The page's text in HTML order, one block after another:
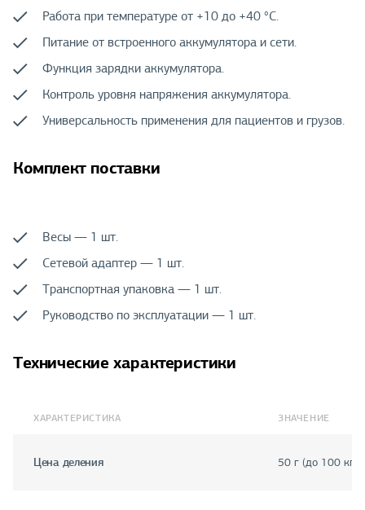
Работа при температуре от +10 до +40 °С.
Питание от встроенного аккумулятора и сети.
Функция зарядки аккумулятора.
Контроль уровня напряжения аккумулятора.
Универсальность применения для пациентов и грузов.
Комплект поставки
Весы — 1 шт.
Сетевой адаптер — 1 шт.
Транспортная упаковка — 1 шт.
Руководство по эксплуатации — 1 шт.
Технические характеристики
ХАРАКТЕРИСТИКА ЗНАЧЕНИЕ
Цена деления 50 г (до 100